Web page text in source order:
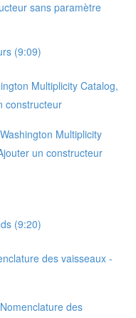
sans paramètre
(9:09)
Multiplicity Catalog,
constructeur
Multiplicity
un constructeur
(9:20)
des vaisseaux -
des